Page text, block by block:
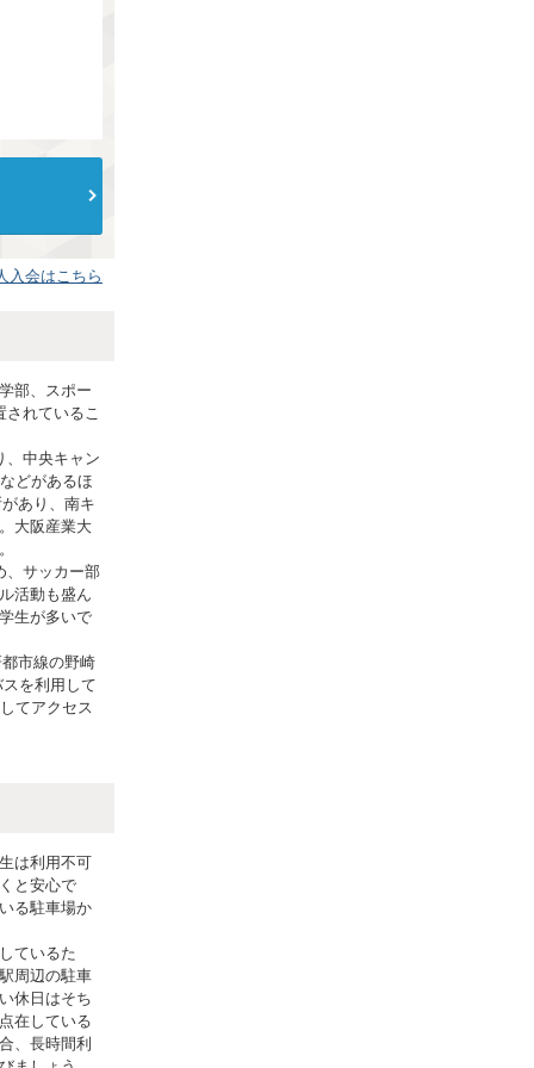
入会はこちら
部、スポー
れているこ
、中央キャン
どがあるほ
あり、南キ
大阪産業大
、サッカー部
活動も盛ん
生が多いで
市線の野崎
を利用して
てアクセス
は利用不可
と安心で
る駐車場か
ているた
周辺の駐車
休日はそち
在している
、長時間利